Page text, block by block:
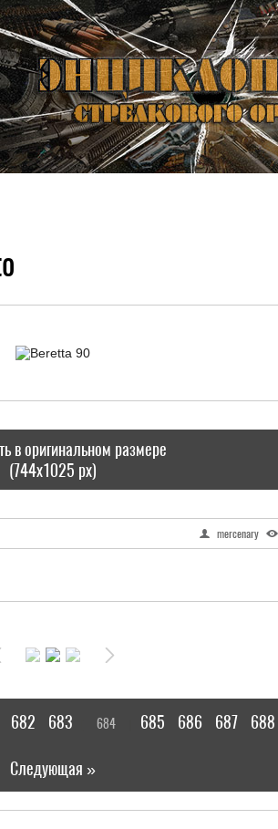
в оригинальном размере
(744x1025 px)
mercenary
682 683 684 685 686 687 688
Следующая »